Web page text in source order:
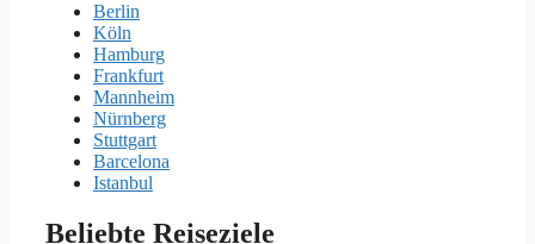
Berlin
Köln
Hamburg
Frankfurt
Mannheim
Nürnberg
Stuttgart
Barcelona
Istanbul
Beliebte Reiseziele